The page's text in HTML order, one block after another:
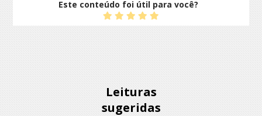
Este conteúdo foi útil para você?
Leituras
sugeridas